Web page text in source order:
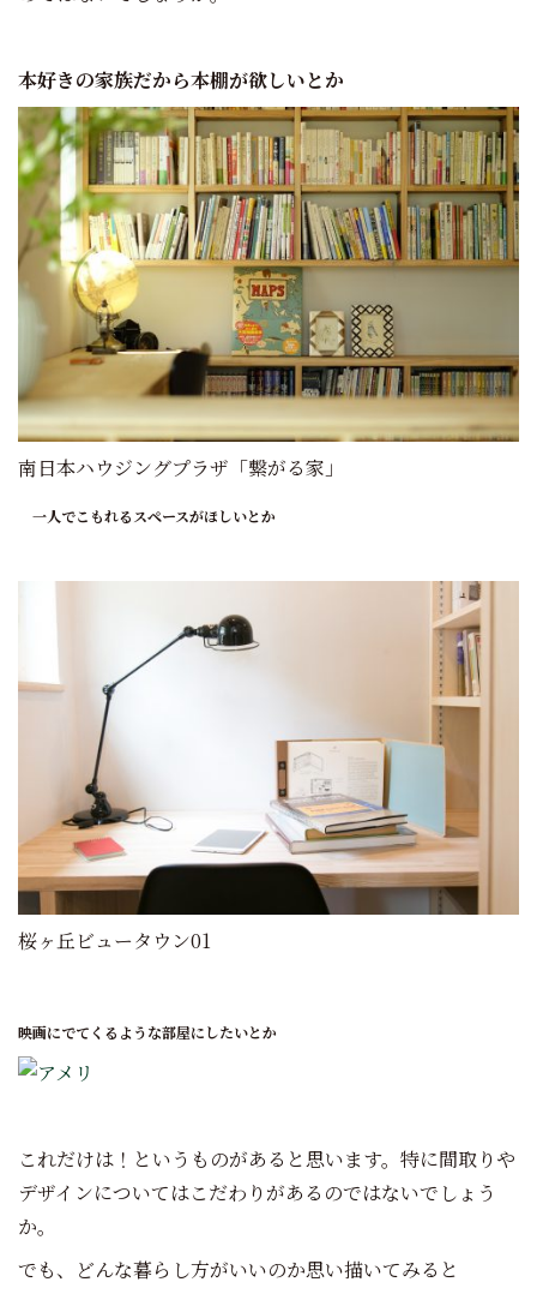
本好きの家族だから本棚が欲しいとか
南日本ハウジングプラザ「繋がる家」
一人でこもれるスペースがほしいとか
桜ヶ丘ビュータウン01
映画にでてくるような部屋にしたいとか
これだけは！というものがあると思います。特に間取りや
デザインについてはこだわりがあるのではないでしょう
か。
でも、どんな暮らし方がいいのか思い描いてみると